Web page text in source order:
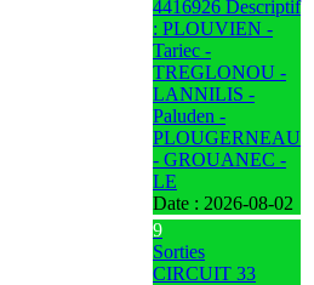
4416926 Descriptif
: PLOUVIEN -
Tariec -
TREGLONOU -
LANNILIS -
Paluden -
PLOUGERNEAU
- GROUANEC -
LE
Date : 2026-08-02
9
Sorties
CIRCUIT 33